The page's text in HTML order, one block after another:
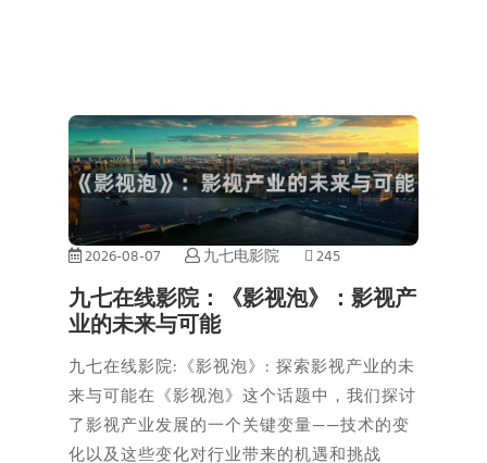
2026-08-07 九七电影院 245
九七在线影院：《影视泡》：影视产
业的未来与可能
九七在线影院:《影视泡》: 探索影视产业的未
来与可能在《影视泡》这个话题中，我们探讨
了影视产业发展的一个关键变量——技术的变
化以及这些变化对行业带来的机遇和挑战